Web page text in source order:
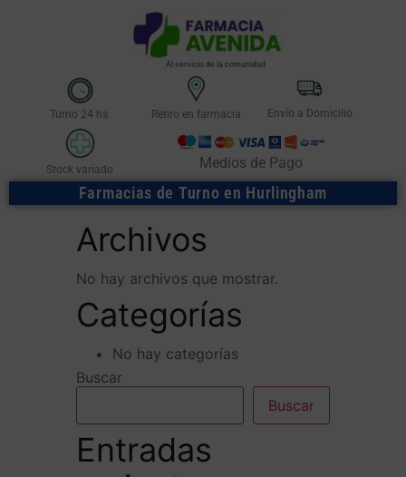
Al servicio de la comunidad
Turno 24 hs. Retiro en farmacia Envío a Domicilio
Stock variado Medios de Pago
Farmacias de Turno en Hurlingham
Archivos
No hay archivos que mostrar.
Categorías
No hay categorías
Buscar
Buscar
Entradas